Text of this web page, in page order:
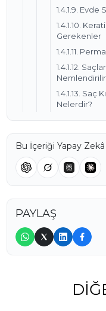
1.4.1.9. Evde
1.4.1.10.
Gerekenler
1.4.1.11.
1.4.1.12.
1.4.1.13. Saç
Nelerdir?
Bu İçeriği Yapay
PAYLAŞ